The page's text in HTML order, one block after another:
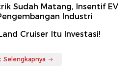
Sudah Matang, Insentif EV
Industri
Cruiser Itu Investasi!
Selengkapnya